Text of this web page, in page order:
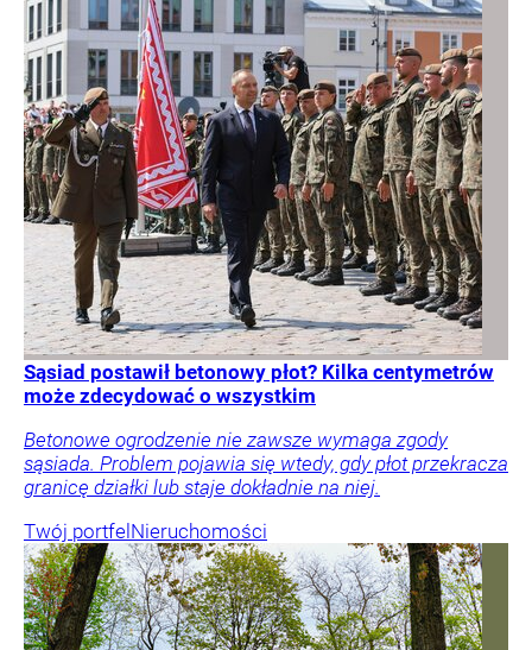
Sąsiad postawił betonowy płot? Kilka centymetrów
może zdecydować o wszystkim
Betonowe ogrodzenie nie zawsze wymaga zgody
sąsiada. Problem pojawia się wtedy, gdy płot przekracza
granicę działki lub staje dokładnie na niej.
Twój portfelNieruchomości